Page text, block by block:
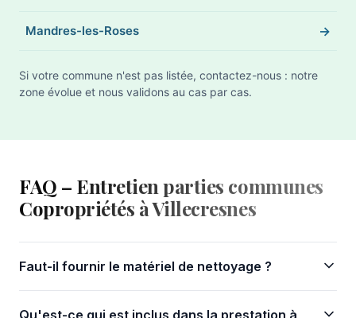
Mandres-les-Roses
Si votre commune n'est pas listée, contactez-nous : notre
zone évolue et nous validons au cas par cas.
FAQ – Entretien parties communes
Copropriétés à Villecresnes
Faut-il fournir le matériel de nettoyage ?